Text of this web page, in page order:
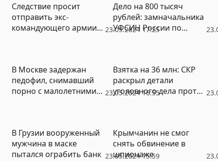
23.05.2024 17:25
Следствие просит
отправить экс-
командующего армии
Дело на 800 тысяч
рублей: замначальника
УФСИН России по
23.05.2024 16:55
В Москве задержан
педофил, снимавший
порно с малолетними
Взятка на 36 млн: СКР
раскрыл детали
уголовного дела против
23.05.2024 15:59
В Грузии вооруженный
мужчина в маске
пытался ограбить банк
Крымчанин не смог
снять обвинение в
шпионаже